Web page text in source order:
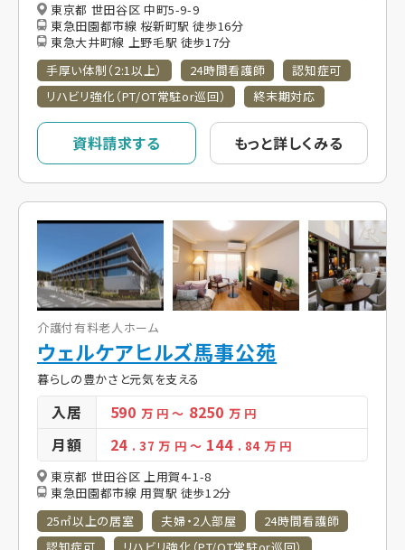
東京都 世田谷区 中町5-9-9
東急田園都市線 桜新町駅 徒歩16分
東急大井町線 上野毛駅 徒歩17分
手厚い体制（2:1以上）
24時間看護師
認知症可
リハビリ強化（PT/OT常駐or巡回）
終末期対応
資料請求する もっと詳しくみる
介護付有料老人ホーム
ウェルケアヒルズ馬事公苑
暮らしの豊かさと元気を支える
入居 590 万 円～ 8250 万 円
月額 24 . 37万 円 ～ 144 . 84 万 円
東京都 世田谷区 上用賀4-1-8
東急田園都市線 用賀駅 徒歩12分
25㎡以上の居室
夫婦・2人部屋
24時間看護師